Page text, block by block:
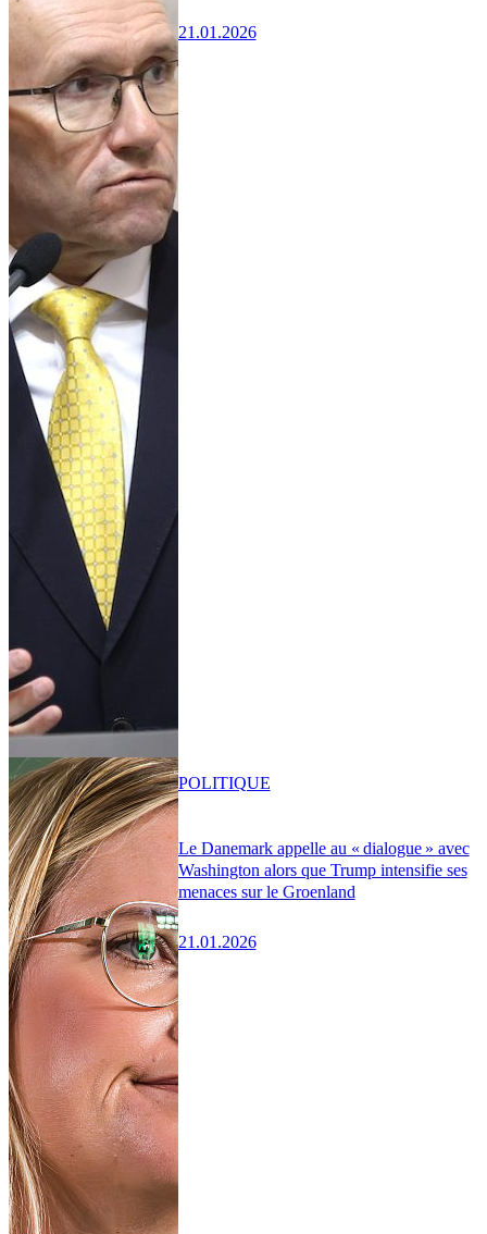
21.01.2026
Le Danemark appelle au « dialogue » avec
Washington alors que Trump intensifie ses
menaces sur le Groenland
21.01.2026
POLITIQUE